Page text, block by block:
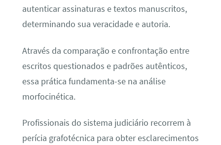
autenticar assinaturas e textos manuscritos,
determinando sua veracidade e autoria.
Através da comparação e confrontação entre
escritos questionados e padrões autênticos,
essa prática fundamenta-se na análise
morfocinética.
Profissionais do sistema judiciário recorrem à
perícia grafotécnica para obter esclarecimentos